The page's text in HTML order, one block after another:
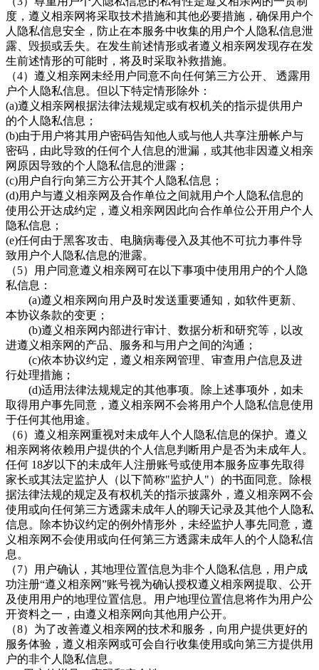
度，遵义相亲网将采取技术措施和其他必要措施，确保用户个
人隐私信息安全，防止在本服务中收集的用户个人隐私信息泄
露、毁损或丢失。在发生前述情形或者遵义相亲网发现存在发
生前述情形的可能时，将及时采取补救措施。
（4） 遵义相亲网未经用户同意不向任何第三方公开、
透露用
户个人隐私信息。但以下特定情形除外：
(a)遵义相亲网根据法律法规规定或有权机关的指示提供用户
的个人隐私信息；
(b)由于用户将其用户密码告知他人或与他人共享注册帐户与
密码，由此导致的任何个人信息的泄漏，或其他非因遵义相亲
网原因导致的个人隐私信息的泄露；
(c)用户自行向第三方公开其个人隐私信息；
(d)用户与遵义相亲网及合作单位之间就用户个人隐私信息的
使用公开达成约定，遵义相亲网因此向合作单位公开用户个人
隐私信息；
(e)任何由于黑客攻击、电脑病毒侵入及其他不可抗力事件导
致用户个人隐私信息的泄露。
（5）用户同意遵义相亲网可在以下事项中使用用户的个人隐
私信息：
(a)遵义相亲网向用户及时发送重要通知，如软件更新、
本协议条款的变更；
(b)遵义相亲网内部进行审计、数据分析和研究等，以改
进遵义相亲网的产品、服务和与用户之间的沟通；
(c)依本协议约定， 遵义相亲网管理、审查用户信息及进
行处理措施；
(d)适用法律法规规定的其他事项。除上述事项外，如未
取得用户事先同意， 遵义相亲网不会将用户个人隐私信息使用
于任何其他用途。
（6） 遵义相亲网重视对未成年人个人隐私信息的保护。遵义
相亲网将依赖用户提供的个人信息判断用户是否为未成年人。
任何 18岁以下的未成年人注册账号或使用本服务应事先取得
家长或其法定监护人（以下简称"监护人"）的书面同意。除根
据法律法规的规定及有权机关的指示披露外， 遵义相亲网不会
使用或向任何第三方透露未成年人的聊天记录及其他个人隐私
信息。除本协议约定的例外情形外，未经监护人事先同意，遵
义相亲网不会使用或向任何第三方透露未成年人的个人隐私信
息。
（7）用户确认，其地理位置信息为非个人隐私信息，用户成
功注册“遵义相亲网”账号视为确认授权遵义相亲网提取、公开
及使用用户的地理位置信息。用户地理位置信息将作为用户公
开资料之一，由遵义相亲网向其他用户公开。
（8）为了改善遵义相亲网的技术和服务，向用户提供更好的
服务体验，遵义相亲网或可会自行收集使用或向第三方提供用
户的非个人隐私信息。